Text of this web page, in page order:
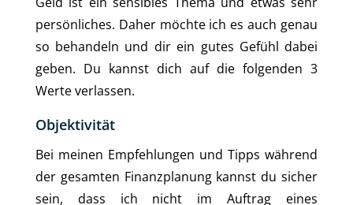
persönliches. Daher möchte ich es auch genau
so behandeln und dir ein gutes Gefühl dabei
geben. Du kannst dich auf die folgenden 3
Werte verlassen.
Objektivität
Bei meinen Empfehlungen und Tipps während
der gesamten Finanzplanung kannst du sicher
sein, dass ich nicht im Auftrag eines